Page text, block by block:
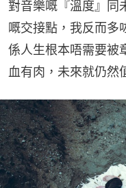
對音樂嘅『溫度』同
嘅交接點，我反而多
係人生根本唔需要被
血有肉，未來就仍然